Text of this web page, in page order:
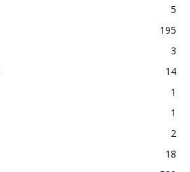
5
195
3
14
1
1
2
18